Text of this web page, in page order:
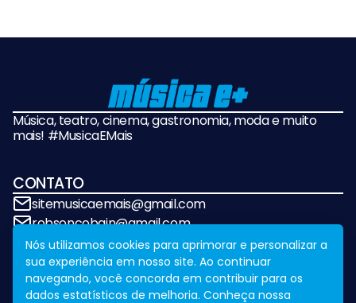
Música, teatro, cinema, gastronomia, moda e muito
mais! #MusicaEMais
CONTATO
sitemusicaemais@gmail.com
robsoncobain@gmail.com
REDES SOCIAIS
Nós utilizamos cookies para aprimorar e personalizar a
sua experiência em nosso site. Ao continuar
navegando, você concorda em contribuir para os
dados estatísticos de melhoria. Conheça nossa